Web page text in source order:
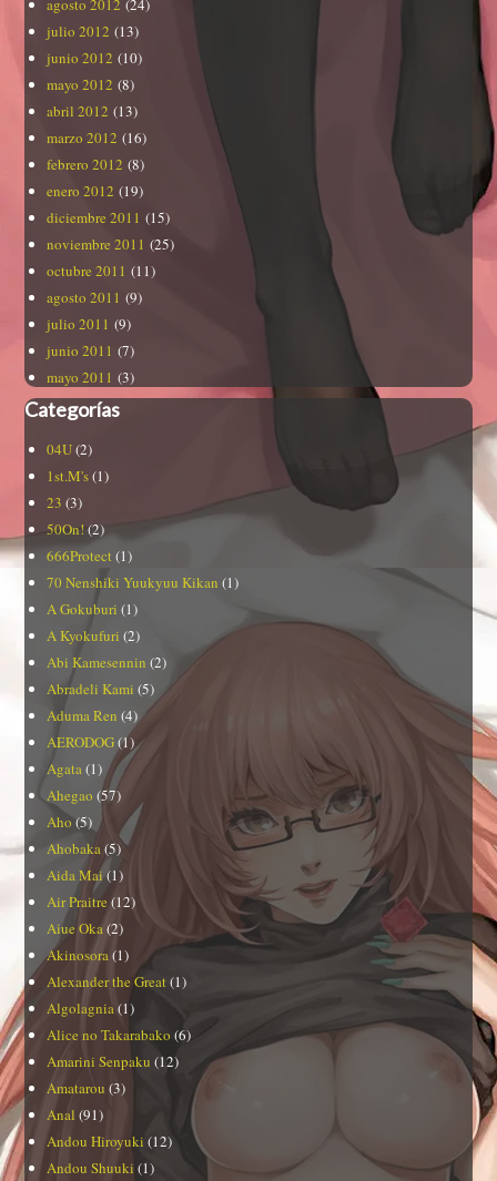
agosto 2012 (24)
julio 2012 (13)
junio 2012 (10)
mayo 2012 (8)
abril 2012 (13)
marzo 2012 (16)
febrero 2012 (8)
enero 2012 (19)
diciembre 2011 (15)
noviembre 2011 (25)
octubre 2011 (11)
agosto 2011 (9)
julio 2011 (9)
junio 2011 (7)
mayo 2011 (3)
Categorías
04U(2)
1st.M's(1)
23 (3)
50On! (2)
666Protect (1)
70 Nenshiki Yuukyuu Kikan (1)
A Gokuburi (1)
A Kyokufuri (2)
Abi Kamesennin (2)
Abradeli Kami (5)
Aduma Ren (4)
AERODOG(1)
Agata(1)
Ahegao (57)
Aho(5)
Ahobaka(5)
Aida Mai(1)
Air Praitre (12)
Aiue Oka(2)
Akinosora(1)
Alexander the Great(1)
Algolagnia(1)
Alice no Takarabako (6)
Amarini Senpaku (12)
Amatarou (3)
Anal (91)
Andou Hiroyuki (12)
Andou Shuuki (1)